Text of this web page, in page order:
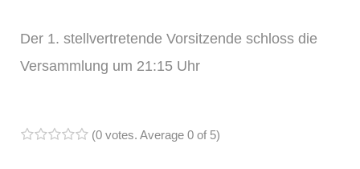
Der 1. stellvertretende Vorsitzende schloss die
Versammlung um 21:15 Uhr
(0 votes. Average 0 of 5)